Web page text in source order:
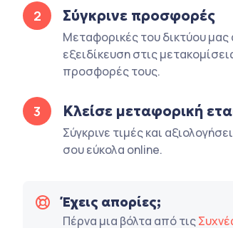
2 Σύγκρινε προσφορές
Μεταφορικές του δικτύου
εξειδίκευση στις
προσφορές τους.
3 Κλείσε μεταφορική
Σύγκρινε τιμές και
σου εύκολα online.
Έχεις απορίες;
Πέρνα μια βόλτα από τις